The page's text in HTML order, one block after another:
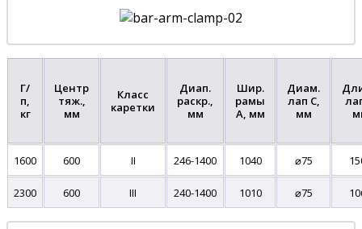
Г/
п,
кг
Центр
тяж.,
мм
Класс
каретки
Диап.
раскр.,
мм
Шир.
рамы
A, мм
Диам.
лап C,
мм
1600 600 II 246-1400 1040 ⌀75
2300 600 III 240-1400 1010 ⌀75